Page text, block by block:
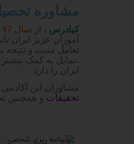
مشاوره
کیادرس ، از سال 97
آموزان عزیز ایران
تعامل مثبت و
،تمایل به کمک بیشتر
ایران را دارد
مشاوران این آکادمی
تحقیقات و همچنین